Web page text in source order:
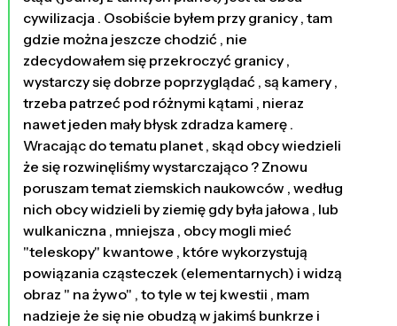
cywilizacja . Osobiście byłem przy granicy , tam
gdzie można jeszcze chodzić , nie
zdecydowałem się przekroczyć granicy ,
wystarczy się dobrze poprzyglądać , są kamery ,
trzeba patrzeć pod różnymi kątami , nieraz
nawet jeden mały błysk zdradza kamerę .
Wracając do tematu planet , skąd obcy wiedzieli
że się rozwinęliśmy wystarczająco ? Znowu
poruszam temat ziemskich naukowców , według
nich obcy widzieli by ziemię gdy była jałowa , lub
wulkaniczna , mniejsza , obcy mogli mieć
"teleskopy" kwantowe , które wykorzystują
powiązania cząsteczek (elementarnych) i widzą
obraz " na żywo" , to tyle w tej kwestii , mam
nadzieje że się nie obudzą w jakimś bunkrze i